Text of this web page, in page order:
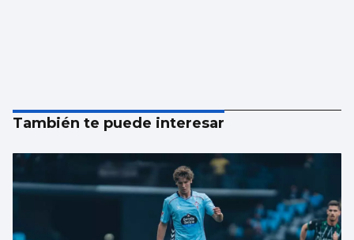
También te puede interesar